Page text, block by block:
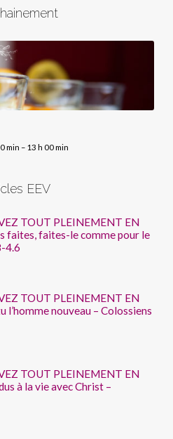
min – 13 h 00 min
EEV
TOUT PLEINEMENT EN
faites, faites-le comme pour le
4.6
TOUT PLEINEMENT EN
l’homme nouveau – Colossiens
TOUT PLEINEMENT EN
à la vie avec Christ –